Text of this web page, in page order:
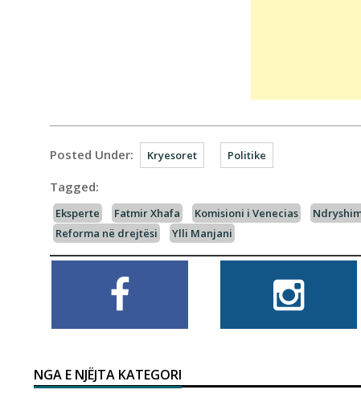
Posted Under: Kryesoret Politike
Tagged:
Eksperte Fatmir Xhafa Komisioni i Venecias
Reforma në drejtësi
Ylli Manjani
NGA E NJËJTA KATEGORI